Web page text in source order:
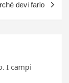
devi farlo
I campi